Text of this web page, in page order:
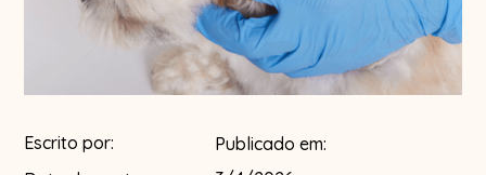
Escrito por:
Publicado em: